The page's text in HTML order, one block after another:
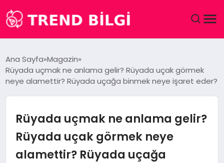
DÜNYA
EKONOMI
MAGAZIN
Ana Sayfa Magazin
Rüyada uçmak ne anlama gelir? Rüyada uçak görmek
neye alamettir? Rüyada uçağa binmek neye işaret eder?
Rüyada uçmak ne anlama gelir?
Rüyada uçak görmek neye
alamettir? Rüyada uçağa